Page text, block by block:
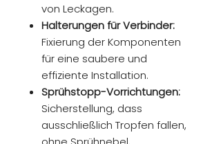
von Leckagen.
Halterungen für Verbinder:
Fixierung der Komponenten
für eine saubere und
effiziente Installation.
Sprühstopp-Vorrichtungen:
Sicherstellung, dass
ausschließlich Tropfen fallen,